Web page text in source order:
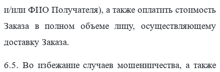
и/или ФИО Получателя), а также оплатить стоимость
Заказа в полном объеме лицу, осуществляющему
доставку Заказа.
6.5. Во избежание случаев мошенничества, а также